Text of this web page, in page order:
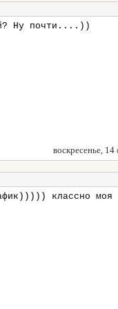
Ну почти....))
воскресенье,
классно моя